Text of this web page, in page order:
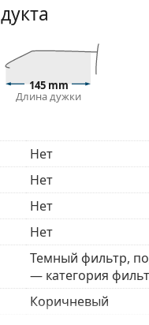
категории
на пляже
очки в
подходит для
с
очков,
145 mm
Длина дужки
Нет
Нет
Нет
Нет
Темный фильтр,
— категория
Коричневый